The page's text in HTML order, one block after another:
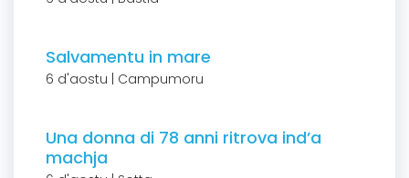
Salvamentu in mare
6 d'aostu | Campumoru
Una donna di 78 anni ritrova ind’a
machja